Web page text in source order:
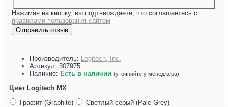
Нажимая на кнопку, вы подтверждаете, что соглашаетесь с
правилами пользования сайтом
Отправить отзыв
Производитель: Logitech, Inc.
Артикул: 307975
Наличие: Есть в наличии (уточняйте у менеджера)
Цвет Logitech MX
Графит (Graphite)
Светлый серый (Pale Grey)